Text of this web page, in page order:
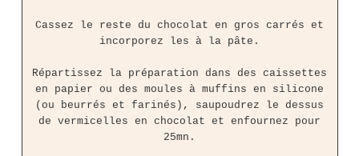
Cassez le reste du chocolat en gros carrés et
incorporez les à la pâte.
Répartissez la préparation dans des caissettes
en papier ou des moules à muffins en silicone
(ou beurrés et farinés), saupoudrez le dessus
de vermicelles en chocolat et enfournez pour
25mn.